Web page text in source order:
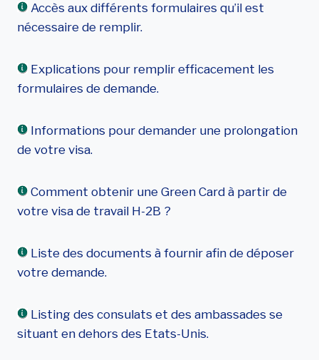
Accès aux différents formulaires qu’il est
nécessaire de remplir.
Explications pour remplir efficacement les
formulaires de demande.
Informations pour demander une prolongation
de votre visa.
Comment obtenir une Green Card à partir de
votre visa de travail H-2B ?
Liste des documents à fournir afin de déposer
votre demande.
Listing des consulats et des ambassades se
situant en dehors des Etats-Unis.